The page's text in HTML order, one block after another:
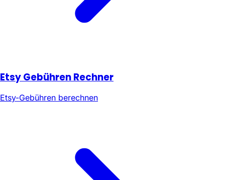
Etsy Gebühren Rechner
Etsy-Gebühren berechnen